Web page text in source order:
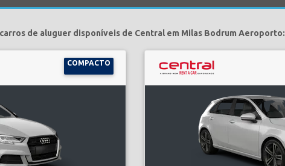
de aluguer disponíveis de Central em Milas Bodrum Aeroporto:
COMPACTO